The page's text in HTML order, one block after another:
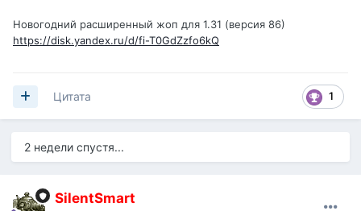
Новогодний расширенный жоп для 1.31 (версия 86)
https://disk.yandex.ru/d/fi-T0GdZzfo6kQ
1
Цитата
2 недели спустя...
SilentSmart